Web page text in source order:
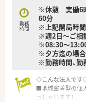
勤務
時間
※休憩 実働6
60分
※上記開局時
※週2日～ご相
※08:30～
※夕方迄の場合
※勤務時間、
◇こんな法人で
■地域密着型の個
っしゃいます！